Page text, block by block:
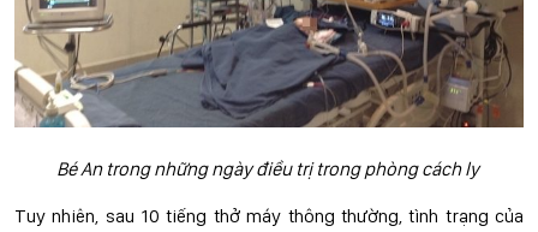
Bé An trong những ngày điều trị trong phòng cách ly
Tuy nhiên, sau 10 tiếng thở máy thông thường, tình trạng của